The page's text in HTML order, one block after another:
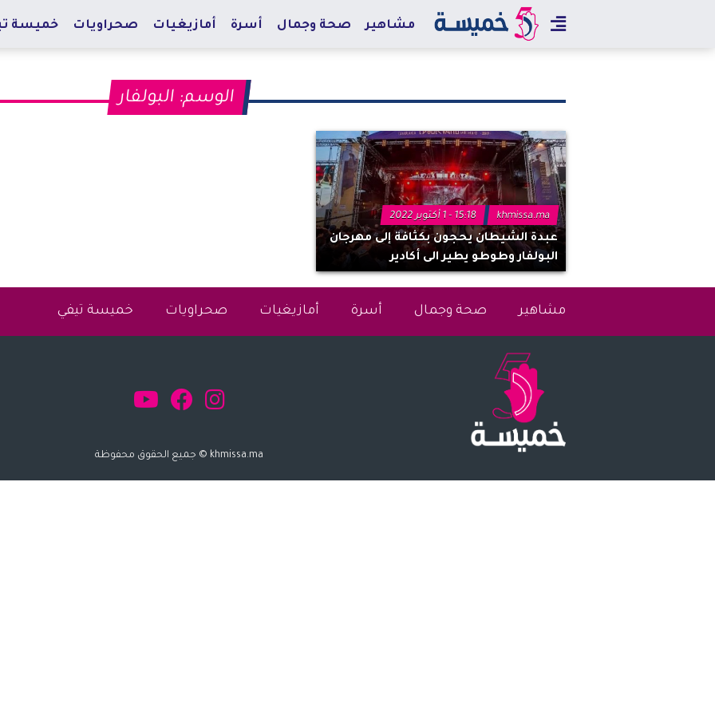
مشاهير صحة وجمال أسرة أمازيغيات صحراويات خميسة
الوسم:البولفار
khmissa.ma 15:18 - 1 أكتوبر 2022
عبدة الشيطان يحجون بكثافة إلى مهرجان
البولفار وطوطو يطير الى أكادير
مشاهير صحة وجمال أسرة أمازيغيات صحراويات خميسة تيفي
khmissa.ma © جميع الحقوق محفوظة